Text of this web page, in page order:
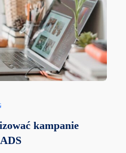
kampanie